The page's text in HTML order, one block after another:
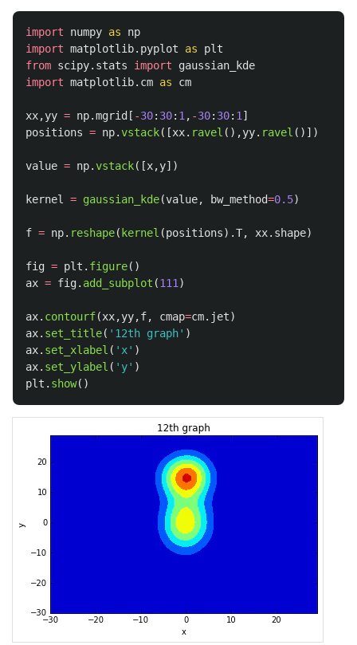
import numpy as
np
import matplotlib.pyplot as
plt
from scipy.stats import
gaussian_kde
import matplotlib.cm as cm
xx,yy = np.mgrid [ -30: 30: 1 , -30: 30: 1 ]
positions = np.vstack([xx. ravel (),yy. ravel ()])
value = np.vstack([x,y])
kernel = gaussian_kde(value, bw_method=0.5)
f = np. reshape( kernel (positions).T, xx. shape)
fig = plt . figure()
ax = fig. add_subplot (111 )
ax. contourf(xx,yy,f, cmap=cm. jet)
ax. set_title( ' 12th graph' )
ax. set_xlabel ( ' x' )
ax. set_ylabel ( ' y' )
plt . show()